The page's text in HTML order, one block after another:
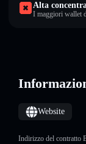
Alta
I maggiori wallet
Website
Indirizzo del contratto